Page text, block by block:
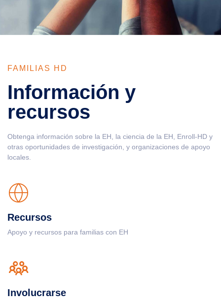
FAMILIAS HD
Información y
recursos
Obtenga información sobre la EH, la ciencia de la EH, Enroll-HD y
otras oportunidades de investigación, y organizaciones de apoyo
locales.
Recursos
Apoyo y recursos para familias con EH
Involucrarse